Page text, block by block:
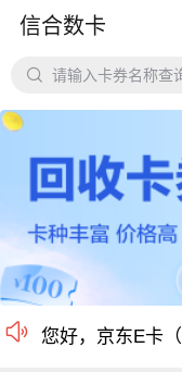
信合数卡
 请输入卡券名称查

价格公道、稳
仅支持合法合规
信合长期大量回
京东E卡500面
电商卡如京东卡